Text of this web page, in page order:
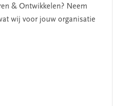
& Ontwikkelen? Neem
wij voor jouw organisatie